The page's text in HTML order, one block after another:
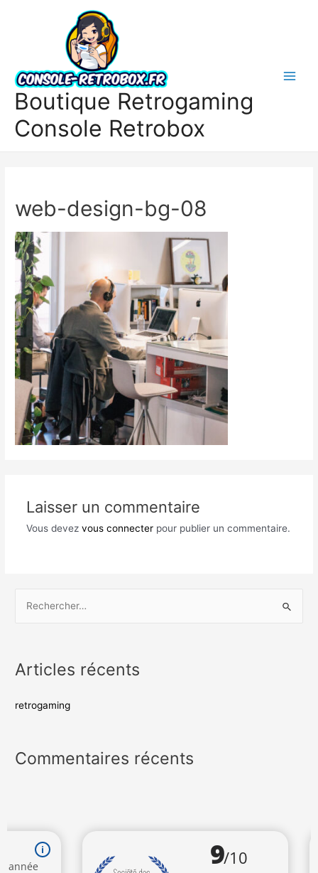
Boutique Retrogaming
Console Retrobox
web-design-bg-08
Laisser un commentaire
Vous devez vous connecterpour publier un commentaire.
Articles récents
retrogaming
Commentaires récents